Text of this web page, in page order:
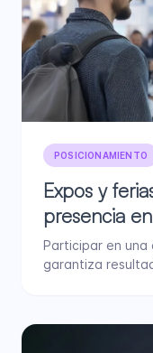
POSICIONAMIENTO
Expos y
presencia
Participar en una
garantiza